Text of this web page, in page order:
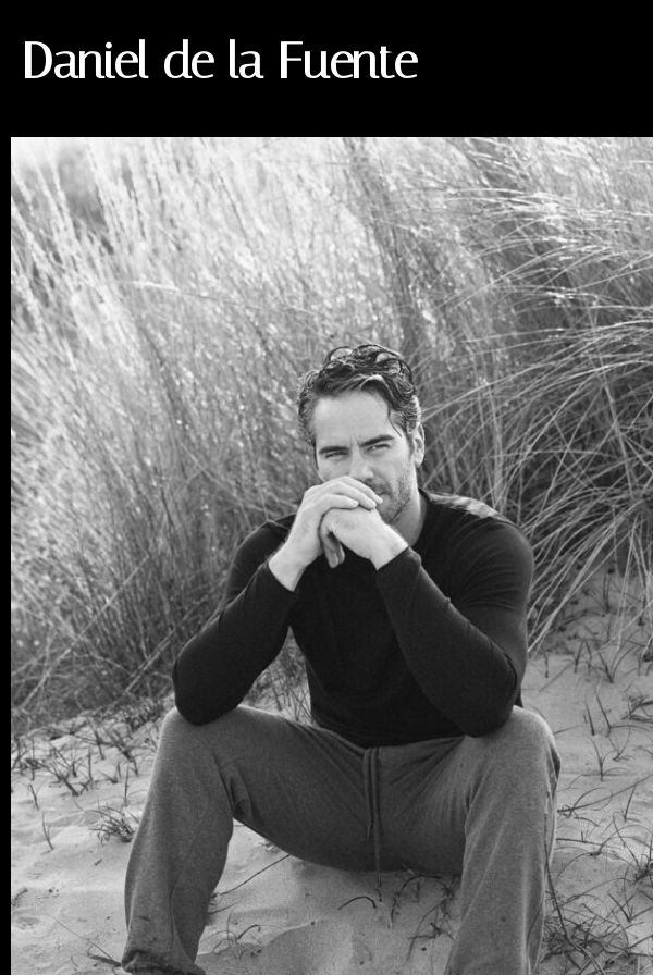
Daniel de la Fuente